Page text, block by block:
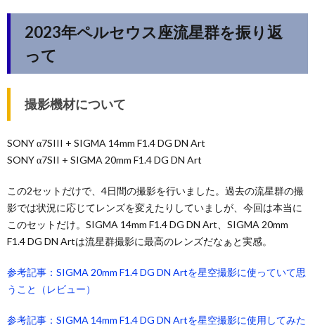
2023年ペルセウス座流星群を振り返
って
撮影機材について
SONY α7SIII + SIGMA 14mm F1.4 DG DN Art
SONY α7SII + SIGMA 20mm F1.4 DG DN Art
この2セットだけで、4日間の撮影を行いました。過去の流星群の撮
影では状況に応じてレンズを変えたりしていましが、今回は本当に
このセットだけ。SIGMA 14mm F1.4 DG DN Art、SIGMA 20mm
F1.4 DG DN Artは流星群撮影に最高のレンズだなぁと実感。
参考記事：SIGMA 20mm F1.4 DG DN Artを星空撮影に使っていて思
うこと（レビュー）
参考記事：SIGMA 14mm F1.4 DG DN Artを星空撮影に使用してみた